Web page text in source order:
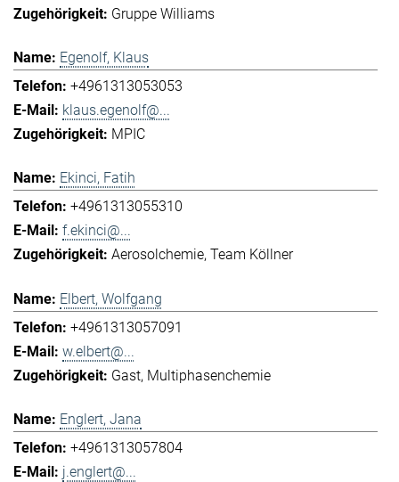
Gruppe Williams
Egenolf, Klaus
+4961313053053
klaus.egenolf@...
MPIC
Ekinci, Fatih
+4961313055310
f.ekinci@...
Aerosolchemie Team Köllner
Elbert, Wolfgang
+4961313057091
w.elbert@...
Gast Multiphasenchemie
Englert, Jana
+4961313057804
j.englert@...